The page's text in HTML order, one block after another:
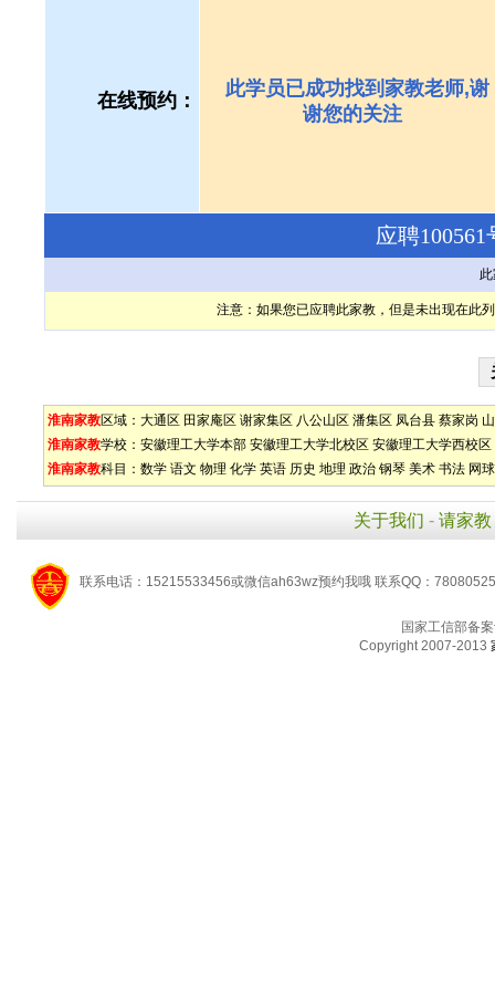
在线预约：
此学员已成功找到家教老师,谢
谢您的关注
应聘
注意：如果您已应聘此家教，但是未出现在此
淮南家教区域： 大通区 田家庵区 谢家集区 八公山区 潘集区 凤台县 蔡家岗
淮南家教学校： 安徽理工大学本部 安徽理工大学北校区 安徽理工大学西校区
淮南家教科目： 数学 语文 物理 化学 英语 历史 地理 政治 钢琴 美术 书法 网球
关于我们 - 请家教
联系电话：15215533456或微信ah63wz预约我哦 联系QQ：
国家工信部备
Copyright 2007-2013